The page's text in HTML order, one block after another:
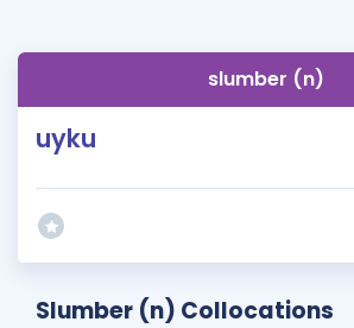
slumber (n)
uyku
Slumber (n) Collocations